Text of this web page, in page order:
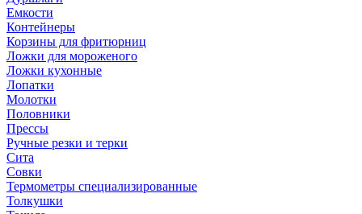
Емкости
Контейнеры
Корзины для фритюрниц
Ложки для мороженого
Ложки кухонные
Лопатки
Молотки
Половники
Прессы
Ручные резки и терки
Сита
Совки
Термометры специализированные
Толкушки